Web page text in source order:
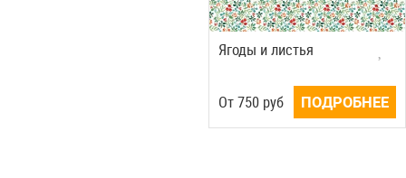
Ягоды и листья
Oт750руб ПОДРОБНЕЕ